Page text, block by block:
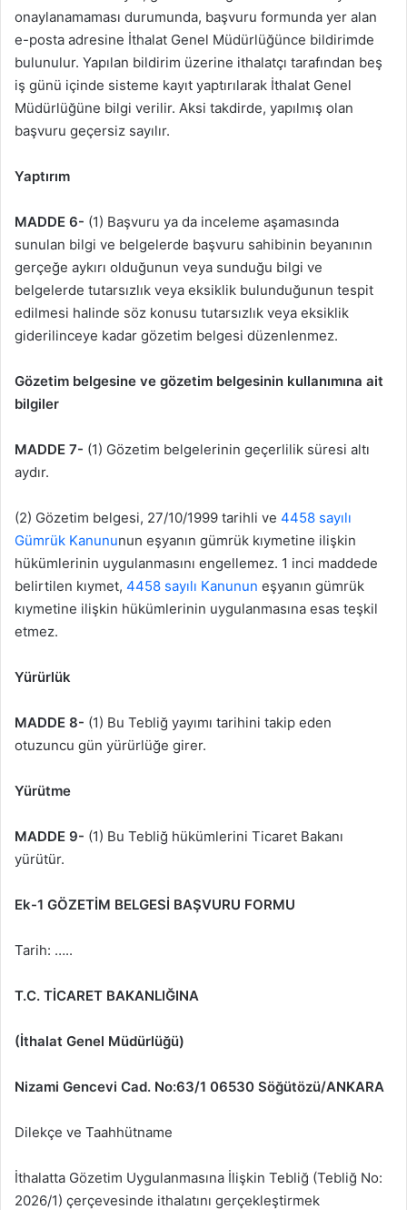
onaylanamaması durumunda, başvuru formunda yer alan
e-posta adresine İthalat Genel Müdürlüğünce bildirimde
bulunulur. Yapılan bildirim üzerine ithalatçı tarafından beş
iş günü içinde sisteme kayıt yaptırılarak İthalat Genel
Müdürlüğüne bilgi verilir. Aksi takdirde, yapılmış olan
başvuru geçersiz sayılır.
Yaptırım
MADDE 6- (1) Başvuru ya da inceleme aşamasında
sunulan bilgi ve belgelerde başvuru sahibinin beyanının
gerçeğe aykırı olduğunun veya sunduğu bilgi ve
belgelerde tutarsızlık veya eksiklik bulunduğunun tespit
edilmesi halinde söz konusu tutarsızlık veya eksiklik
giderilinceye kadar gözetim belgesi düzenlenmez.
Gözetim belgesine ve gözetim belgesinin kullanımına ait
bilgiler
MADDE 7- (1) Gözetim belgelerinin geçerlilik süresi altı
aydır.
(2) Gözetim belgesi, 27/10/1999 tarihli ve 4458 sayılı
Gümrük Kanununun eşyanın gümrük kıymetine ilişkin
hükümlerinin uygulanmasını engellemez. 1 inci maddede
belirtilen kıymet, 4458 sayılı Kanunun eşyanın gümrük
kıymetine ilişkin hükümlerinin uygulanmasına esas teşkil
etmez.
Yürürlük
MADDE 8- (1) Bu Tebliğ yayımı tarihini takip eden
otuzuncu gün yürürlüğe girer.
Yürütme
MADDE 9- (1) Bu Tebliğ hükümlerini Ticaret Bakanı
yürütür.
Ek-1 GÖZETİM BELGESİ BAŞVURU FORMU
Tarih: …..
T.C. TİCARET BAKANLIĞINA
(İthalat Genel Müdürlüğü)
Nizami Gencevi Cad. No:63/1 06530 Söğütözü/ANKARA
Dilekçe ve Taahhütname
İthalatta Gözetim Uygulanmasına İlişkin Tebliğ (Tebliğ No:
2026/1) çerçevesinde ithalatını gerçekleştirmek